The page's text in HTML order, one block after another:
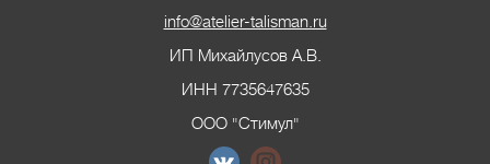
info@atelier-talisman.ru
ИП Михайлусов А.В.
ИНН 7735647635
ООО "Стимул"